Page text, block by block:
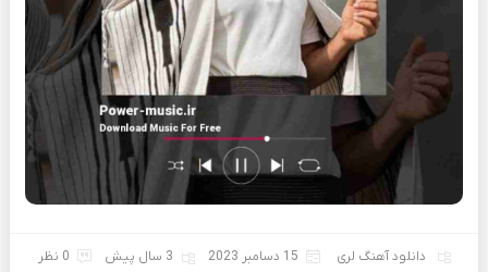
دانلود آهنگ لری 15 دسامبر 2023 3 سال پیش 0 نظر